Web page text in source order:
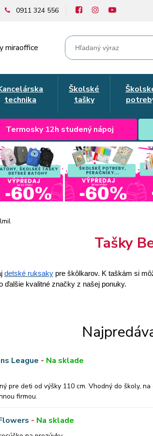
miraoffice
0911 324 556
technika
Školské
tašky
Termosky 12h studený nápoj
Tašky
detské ruksaky pre škôlkarov. K taškám si
ďalšie kvalitné značky z našej ponuky.
League - Na sklade
pre deti od výšky 110 cm. Vhodný do školy,
firmou.
vhodný do školy, na cestovanie,
- Na sklade